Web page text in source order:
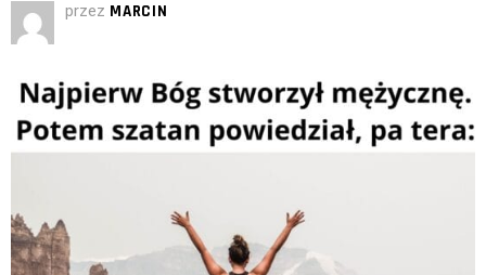
przez MARCIN